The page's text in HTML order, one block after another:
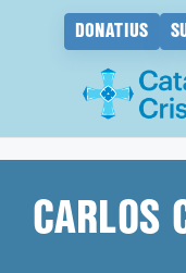
DONATIUS
contingutCARLOS